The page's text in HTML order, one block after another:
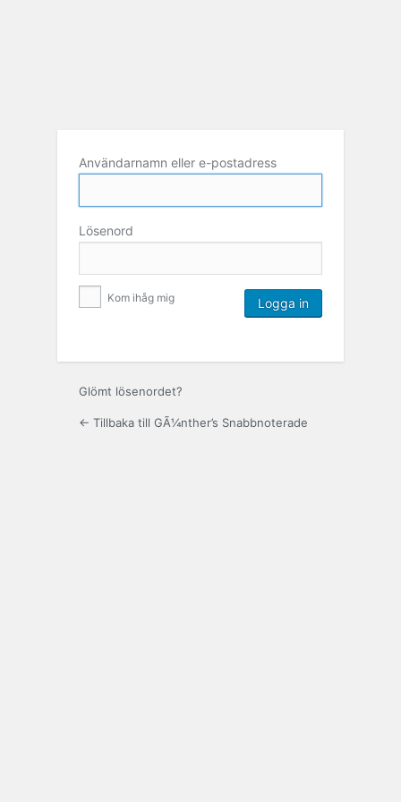
Användarnamn eller e-postadress
Lösenord
Kom ihåg mig
Glömt lösenordet?
← Tillbaka till GÃ¼nther’s Snabbnoterade